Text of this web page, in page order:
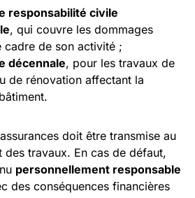
responsabilité civile
, qui couvre les dommages
cadre de son activité ;
décennale, pour les travaux de
de rénovation affectant la
doit être transmise au
des travaux. En cas de défaut,
personnellement responsable
des conséquences financières